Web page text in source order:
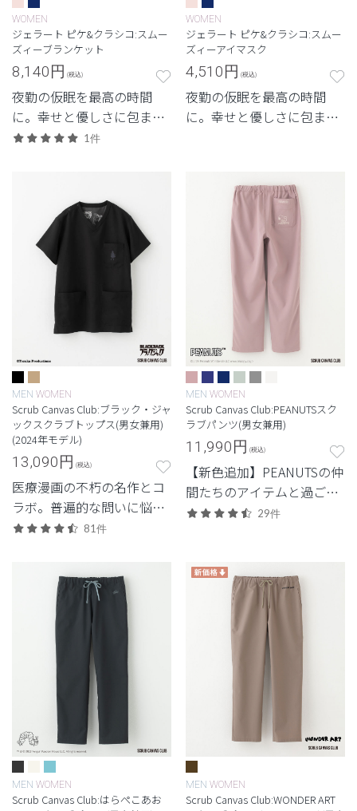
WOMEN
ジェラート ピケ&クラシコ:スムー
ズィーブランケット
8,140円 (税込)
夜勤の仮眠を最高の時間
に。幸せと優しさに包まれ
るコンパクトなブランケッ
1件
WOMEN
ジェラート ピケ&クラシコ:スムー
ズィーアイマスク
4,510円 (税込)
夜勤の仮眠を最高の時間
に。幸せと優しさに包まれ
MEN WOMEN
Scrub Canvas Club:ブラック・ジャ
ックスクラブトップス(男女兼用)
(2024年モデル)
13,090円 (税込)
医療漫画の不朽の名作とコ
ラボ。普遍的な問いに悩
み、挑み続けるBJの信念を
81件
MEN WOMEN
Scrub Canvas Club:PEANUTSスク
ラブパンツ(男女兼用)
11,990円 (税込)
【新色追加】PEANUTSの仲
間たちのアイテムと過ご
す、心あたたまるスクラブ
29件
MEN WOMEN
Scrub Canvas Club:はらぺこあお
MEN WOMEN
Scrub Canvas Club:WONDER ART